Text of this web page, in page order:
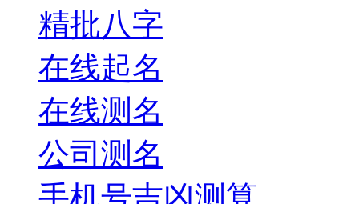
精批八字
在线起名
在线测名
公司测名